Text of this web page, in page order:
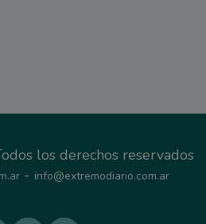
los derechos reservados
- info@extremodiario.com.ar